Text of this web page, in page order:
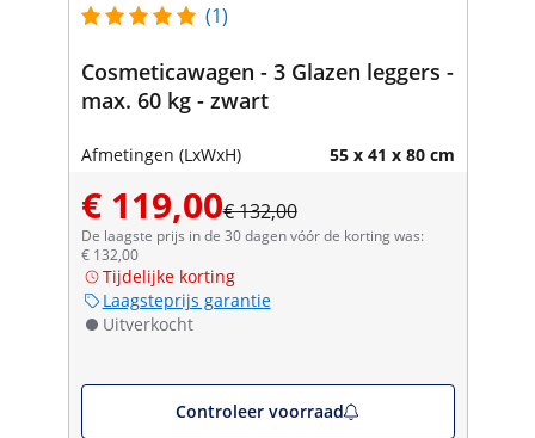
(1)
Cosmeticawagen - 3 Glazen leggers -
max. 60 kg - zwart
Afmetingen (LxWxH) 55 x 41 x 80 cm
€ 119,00€ 132,00
De laagste prijs in de 30 dagen vóór de korting was:
€ 132,00
Tijdelijke korting
Laagsteprijs garantie
Uitverkocht
Controleer voorraad